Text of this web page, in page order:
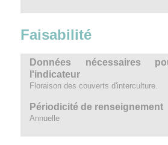
Faisabilité
Données nécessaires
l'indicateur
Floraison des couverts d'interculture.
Périodicité de renseignement
Annuelle